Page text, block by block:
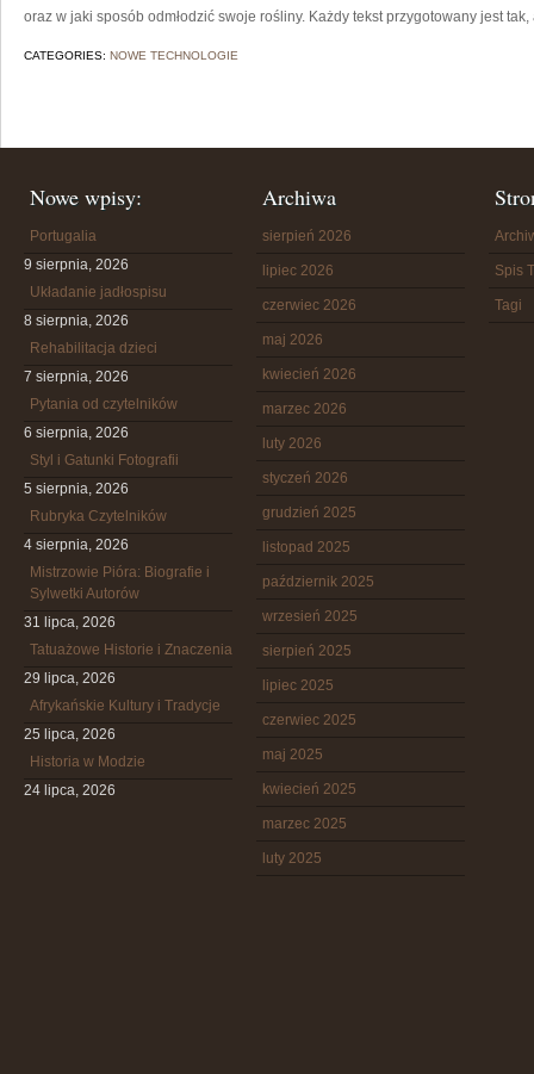
oraz w jaki sposób odmłodzić swoje rośliny. Każdy tekst przygotowany jest tak,
CATEGORIES: NOWE TECHNOLOGIE
Nowe wpisy:
Portugalia
9 sierpnia, 2026
Układanie jadłospisu
8 sierpnia, 2026
Rehabilitacja dzieci
7 sierpnia, 2026
Pytania od czytelników
6 sierpnia, 2026
Styl i Gatunki Fotografii
5 sierpnia, 2026
Rubryka Czytelników
4 sierpnia, 2026
Mistrzowie Pióra: Biografie i
Sylwetki Autorów
31 lipca, 2026
Tatuażowe Historie i Znaczenia
29 lipca, 2026
Afrykańskie Kultury i Tradycje
25 lipca, 2026
Historia w Modzie
24 lipca, 2026
Archiwa
sierpień 2026
lipiec 2026
czerwiec 2026
maj 2026
kwiecień 2026
marzec 2026
luty 2026
styczeń 2026
grudzień 2025
listopad 2025
październik 2025
wrzesień 2025
sierpień 2025
lipiec 2025
czerwiec 2025
maj 2025
kwiecień 2025
marzec 2025
luty 2025
Spis
Tagi